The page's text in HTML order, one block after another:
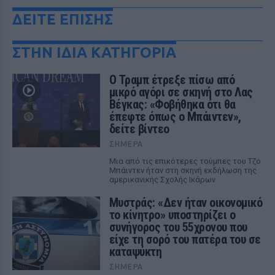
ΔΕΙΤΕ ΕΠΙΣΗΣ
ΣΤΗΝ ΙΔΙΑ ΚΑΤΗΓΟΡΙΑ
Ο Τραμπ έτρεξε πίσω από
μικρό αγόρι σε σκηνή στο Λας
Βέγκας: «Φοβήθηκα ότι θα
έπεφτε όπως ο Μπάιντεν»,
δείτε βίντεο
ΣΉΜΕΡΑ
Μια από τις επικότερες τούμπες του Τζο
Μπάιντεν ήταν στη σκηνή εκδήλωση της
αμερικανικής Σχολής Ικάρων
Μυστράς: «Δεν ήταν οικονομικό
το κίνητρο» υποστηρίζει ο
συνήγορος του 55χρονου που
είχε τη σορό του πατέρα του σε
καταψύκτη
ΣΉΜΕΡΑ